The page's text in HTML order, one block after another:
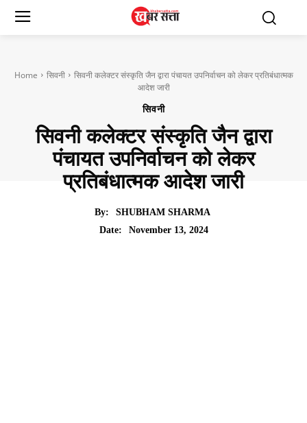
Home सिवनी
सिवनी कलेक्टर संस्‍कृति जैन द्वारा पंचायत उपनिर्वाचन को लेकर प्रतिबंधात्‍मक
आदेश जारी
सिवनी
सिवनी कलेक्टर संस्‍कृति जैन द्वारा
पंचायत उपनिर्वाचन को लेकर
प्रतिबंधात्‍मक आदेश जारी
By:
SHUBHAM SHARMA
Date:
November 13, 2024